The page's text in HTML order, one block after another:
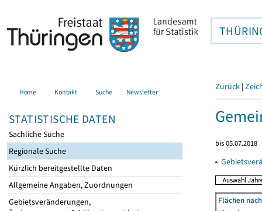
Home Kontakt Suche Newsletter
STATISTISCHE DATEN
Sachliche Suche
Regionale Suche
Kürzlich bereitgestellte Daten
Allgemeine Angaben, Zuordnungen
Gebietsveränderungen,
Zurück |
bis 05.07.2018
▸
Flächen